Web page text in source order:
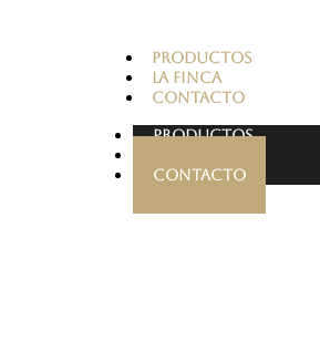
PRODUCTOS
LA FINCA
CONTACTO
PRODUCTOS
CONTACTO